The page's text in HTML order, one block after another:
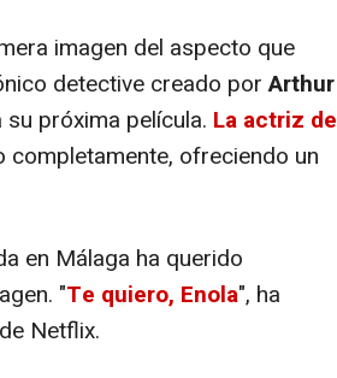
imagen del aspecto que
detective creado porArthur
próxima película. La actriz de
completamente, ofreciendo un
en Málaga ha querido
"Te quiero, Enola", ha
Netflix.